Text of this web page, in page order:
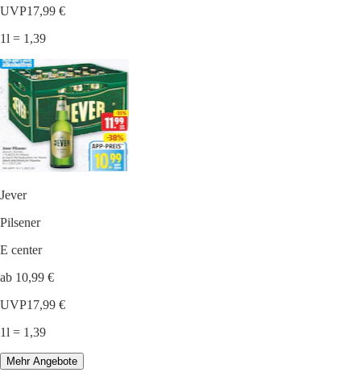
UVP17,99 €
1l = 1,39
Jever
Pilsener
E center
ab 10,99 €
UVP17,99 €
1l = 1,39
Mehr Angebote